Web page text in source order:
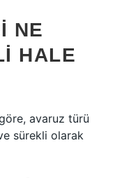
NE
HALE
avaruz türü
sürekli olarak